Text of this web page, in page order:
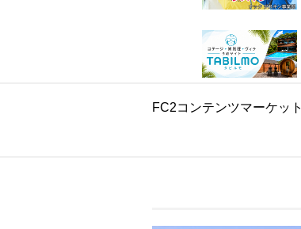
FC2コンテンツマーケット